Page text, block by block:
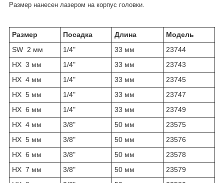
Размер нанесен лазером на корпус головки.
Размер Посадка Длина
Модель
SW 2 мм
1/4" 33 мм
23744
HX 3 мм
1/4" 33 мм
23743
HX 4 мм
1/4" 33 мм
23745
HX 5 мм
1/4" 33 мм
23747
HX 6 мм
1/4" 33 мм
23749
HX 4 мм
3/8" 50 мм
23575
HX 5 мм
3/8" 50 мм
23576
HX 6 мм
3/8" 50 мм
23578
HX 7 мм
3/8" 50 мм
23579